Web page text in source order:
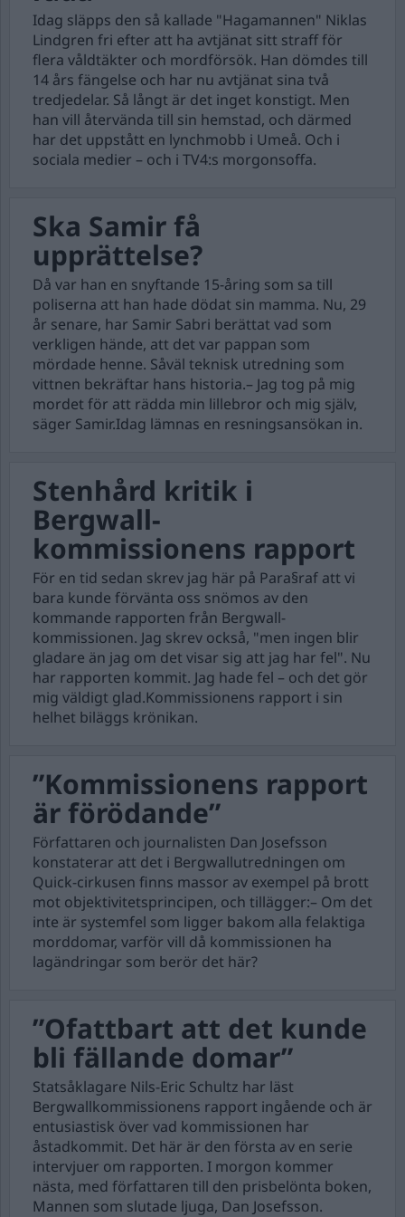
Idag släpps den så kallade "Hagamannen" Niklas
Lindgren fri efter att ha avtjänat sitt straff för
flera våldtäkter och mordförsök. Han dömdes till
14 års fängelse och har nu avtjänat sina två
tredjedelar. Så långt är det inget konstigt. Men
han vill återvända till sin hemstad, och därmed
har det uppstått en lynchmobb i Umeå. Och i
sociala medier – och i TV4:s morgonsoffa.
Ska Samir få
upprättelse?
Då var han en snyftande 15-åring som sa till
poliserna att han hade dödat sin mamma. Nu, 29
år senare, har Samir Sabri berättat vad som
verkligen hände, att det var pappan som
mördade henne. Såväl teknisk utredning som
vittnen bekräftar hans historia.– Jag tog på mig
mordet för att rädda min lillebror och mig själv,
säger Samir.Idag lämnas en resningsansökan in.
Stenhård kritik i
Bergwall-
kommissionens rapport
För en tid sedan skrev jag här på Para§raf att vi
bara kunde förvänta oss snömos av den
kommande rapporten från Bergwall-
kommissionen. Jag skrev också, "men ingen blir
gladare än jag om det visar sig att jag har fel". Nu
har rapporten kommit. Jag hade fel – och det gör
mig väldigt glad.Kommissionens rapport i sin
helhet biläggs krönikan.
”Kommissionens rapport
är förödande”
Författaren och journalisten Dan Josefsson
konstaterar att det i Bergwallutredningen om
Quick-cirkusen finns massor av exempel på brott
mot objektivitetsprincipen, och tillägger:– Om det
inte är systemfel som ligger bakom alla felaktiga
morddomar, varför vill då kommissionen ha
lagändringar som berör det här?
”Ofattbart att det kunde
bli fällande domar”
Statsåklagare Nils-Eric Schultz har läst
Bergwallkommissionens rapport ingående och är
entusiastisk över vad kommissionen har
åstadkommit. Det här är den första av en serie
intervjuer om rapporten. I morgon kommer
nästa, med författaren till den prisbelönta boken,
Mannen som slutade ljuga, Dan Josefsson.